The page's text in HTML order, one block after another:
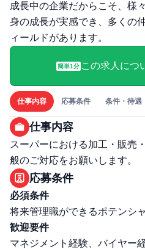
成長中の企業だからこそ、様
身の成長が実感でき、多くの
ィールドがあります。
簡単1分 この求人につ
仕事内容 応募条件 条件・待遇
仕事内容
スーパーにおける加工・販売
般のご対応をお願いします。
応募条件
必須条件
将来管理職ができるポテンシ
歓迎要件
マネジメント経験、バイヤー